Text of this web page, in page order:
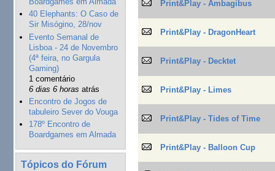
40 Elephants: O Caso de
Sir Misógino, 28/nov
Evento Semanal de
Lisboa - 24 de Novembro
(4ª feira, no Gargula
Gaming)
1 comentário
6 dias 6 horas atrás
Encontro de Jogos de
tabuleiro Sever do Vouga
178º Encontro de
Boardgames em Almada
Tópicos do Fórum
Print&Play - Ambagibus
Print&Play - DragonHeart
Print&Play - Decktet
Print&Play - Limes
Print&Play - Tides of Time
Print&Play - Balloon Cup